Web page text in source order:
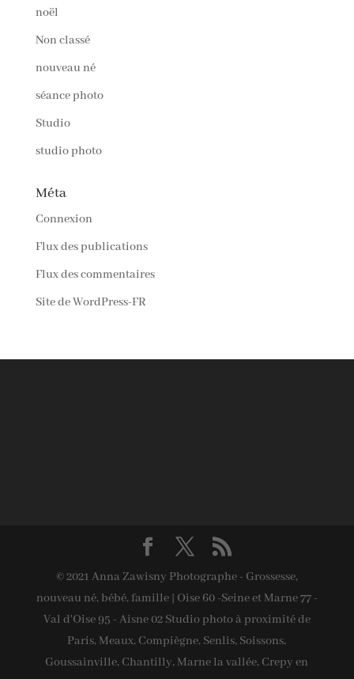
noël
Non classé
nouveau né
séance photo
Studio
studio photo
Méta
Connexion
Flux des publications
Flux des commentaires
Site de WordPress-FR
© 2021 Anna Zawisny Photographe - Grossesse,
nouveau né, bébé, famille | Oise 60 -Seine et Marne 77 -
Val d'Oise 95 - Aisne 02 Studio photo à proximité de
Paris, Meaux, Compiègne, Senlis, Soissons,
Goussainville, Chantilly, Marne la vallée, Crepy en